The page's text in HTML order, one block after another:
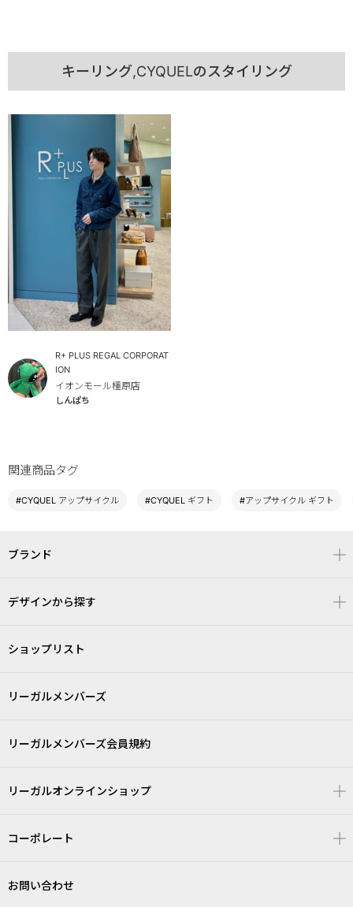
キーリング,CYQUELのスタイリング
R+ PLUS REGAL CORPORAT
ION
イオンモール橿原店
しんぱち
関連商品タグ
#CYQUEL アップサイクル #CYQUEL ギフト #アップサイクル ギフト
ブランド
デザインから探す
ショップリスト
リーガルメンバーズ
リーガルメンバーズ会員規約
リーガルオンラインショップ
コーポレート
お問い合わせ